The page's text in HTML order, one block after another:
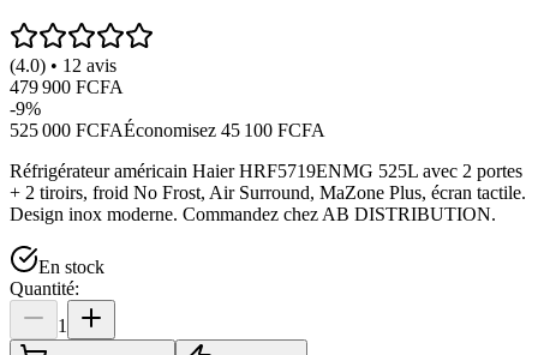
(4.0) • 12 avis
479 900 FCFA
-9%
525 000 FCFAÉconomisez 45 100 FCFA
Réfrigérateur américain Haier HRF5719ENMG 525L avec 2 portes
+ 2 tiroirs, froid No Frost, Air Surround, MaZone Plus, écran tactile.
Design inox moderne. Commandez chez AB DISTRIBUTION.
En stock
Quantité:
1